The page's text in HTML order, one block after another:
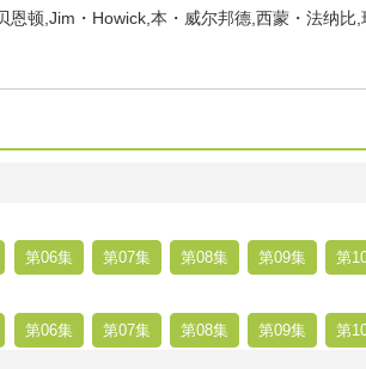
恩顿,Jim・Howick,本・威尔邦德,西蒙・法纳比
第06集 第07集 第08集 第09集 第
第06集 第07集 第08集 第09集 第